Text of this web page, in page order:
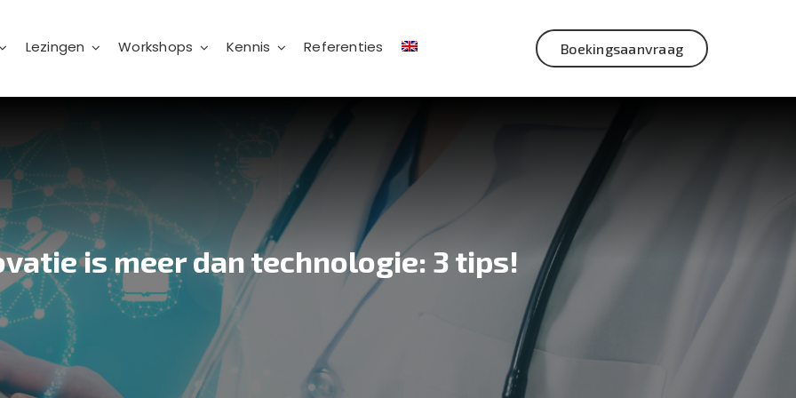
Lezingen Workshops Kennis Referenties Boekingsaanvraag
is meer dan technologie: 3 tips!